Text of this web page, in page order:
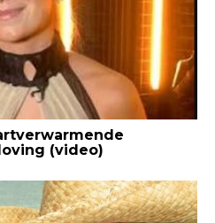
(video)